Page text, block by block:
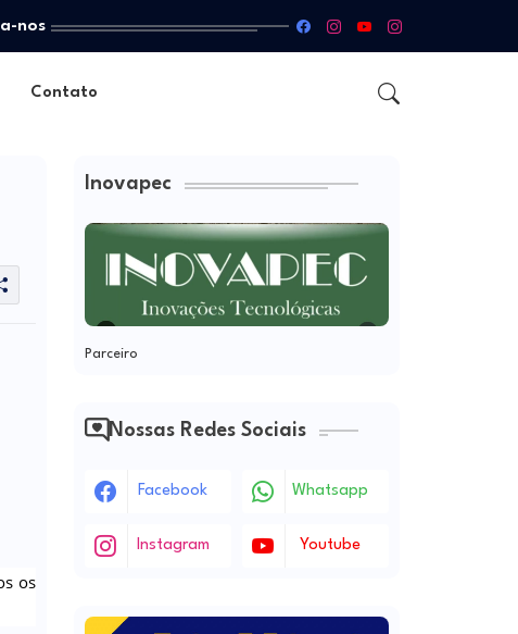
nos
Contato
os
Inovapec
Parceiro
Nossas Redes Sociais
Facebook Whatsapp
Instagram Youtube